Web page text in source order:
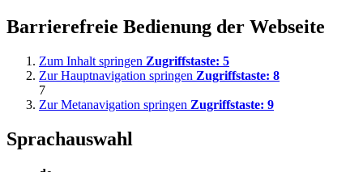
Barrierefreie Bedienung der Webseite
Zum Inhalt springen Zugriffstaste: 5
Zur Hauptnavigation springen Zugriffstaste: 8
7
Zur Metanavigation springen Zugriffstaste: 9
Sprachauswahl